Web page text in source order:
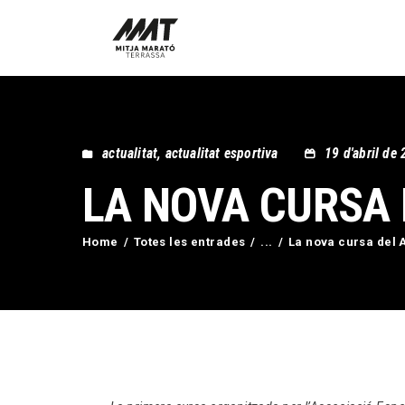
actualitat, actualitat esportiva 19 d'abril de
LA NOVA
Home Totes les entrades ... La nova cursa del